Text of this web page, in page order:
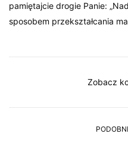
pamiętajcie drogie Panie:
sposobem przekształcania
Zobacz